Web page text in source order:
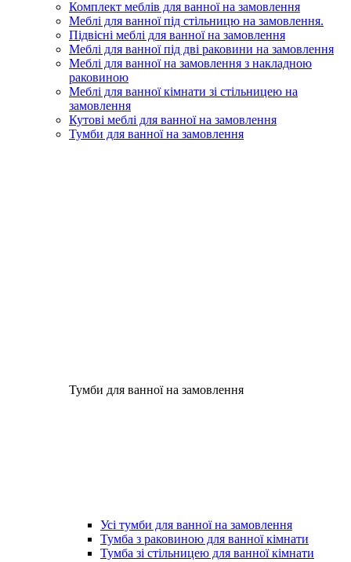
Комплект меблів для ванної на замовлення
Меблі для ванної під стільницю на замовлення.
Підвісні меблі для ванної на замовлення
Меблі для ванної під дві раковини на замовлення
Меблі для ванної на замовлення з накладною
раковиною
Меблі для ванної кімнати зі стільницею на
замовлення
Кутові меблі для ванної на замовлення
Тумби для ванної на замовлення
Тумби для ванної на замовлення
Усі тумби для ванної на замовлення
Тумба з раковиною для ванної кімнати
Тумба зі стільницею для ванної кімнати